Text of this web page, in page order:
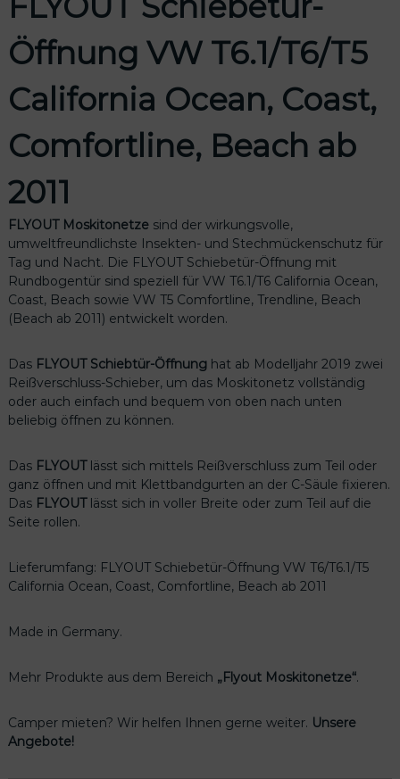
Öffnung VW T6.1/T6/T5
California Ocean, Coast,
Comfortline, Beach ab
2011
FLYOUT Moskitonetzesind der wirkungsvolle,
umweltfreundlichste Insekten- und Stechmückenschutz für
Tag und Nacht. Die FLYOUT Schiebetür-Öffnung mit
Rundbogentür sind speziell für VW T6.1/T6 California Ocean,
Coast, Beach sowie VW T5 Comfortline, Trendline, Beach
(Beach ab 2011) entwickelt worden.
Das FLYOUT Schiebtür-Öffnunghat ab Modelljahr 2019 zwei
Reißverschluss-Schieber, um das Moskitonetz vollständig
oder auch einfach und bequem von oben nach unten
beliebig öffnen zu können.
Das FLYOUTlässt sich mittels Reißverschluss zum Teil oder
ganz öffnen und mit Klettbandgurten an der C-Säule fixieren.
Das FLYOUTlässt sich in voller Breite oder zum Teil auf die
Seite rollen.
Lieferumfang: FLYOUT Schiebetür-Öffnung VW T6/T6.1/T5
California Ocean, Coast, Comfortline, Beach ab 2011
Made in Germany.
Mehr Produkte aus dem Bereich „Flyout Moskitonetze“.
Camper mieten? Wir helfen Ihnen gerne weiter. Unsere
Angebote!